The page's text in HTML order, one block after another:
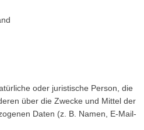
oder juristische Person, die
über die Zwecke und Mittel der
Daten (z. B. Namen, E-Mail-